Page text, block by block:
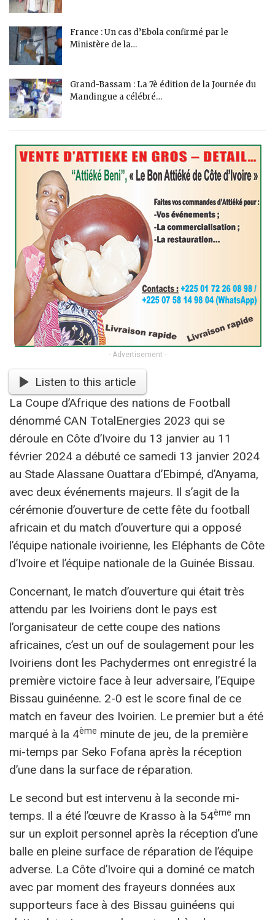
France : Un cas d’Ebola confirmé par le
Ministère de la…
Grand-Bassam : La 7è édition de la Journée du
Mandingue a célébré…
- Advertisement -
Listen to this article
La Coupe d’Afrique des nations de Football
dénommé CAN TotalEnergies 2023 qui se
déroule en Côte d’Ivoire du 13 janvier au 11
février 2024 a débuté ce samedi 13 janvier 2024
au Stade Alassane Ouattara d’Ebimpé, d’Anyama,
avec deux événements majeurs. Il s’agit de la
cérémonie d’ouverture de cette fête du football
africain et du match d’ouverture qui a opposé
l’équipe nationale ivoirienne, les Eléphants de Côte
d’Ivoire et l’équipe nationale de la Guinée Bissau.
Concernant, le match d’ouverture qui était très
attendu par les Ivoiriens dont le pays est
l’organisateur de cette coupe des nations
africaines, c’est un ouf de soulagement pour les
Ivoiriens dont les Pachydermes ont enregistré la
première victoire face à leur adversaire, l’Equipe
Bissau guinéenne. 2-0 est le score final de ce
match en faveur des Ivoirien. Le premier but a été
marqué à la 4ème minute de jeu, de la première
mi-temps par Seko Fofana après la réception
d’une dans la surface de réparation.
Le second but est intervenu à la seconde mi-
temps. Il a été l’œuvre de Krasso à la 54ème mn
sur un exploit personnel après la réception d’une
balle en pleine surface de réparation de l’équipe
adverse. La Côte d’Ivoire qui a dominé ce match
avec par moment des frayeurs données aux
supporteurs face à des Bissau guinéens qui